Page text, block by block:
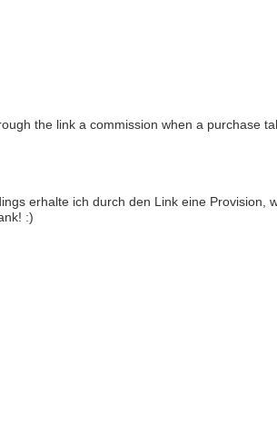
the link a commission when a purchase
erhalte ich durch den Link eine Provision,
:)